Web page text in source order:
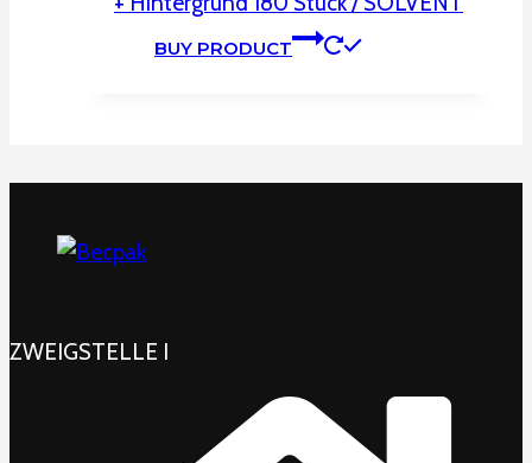
BUY PRODUCT
ZWEIGSTELLE I